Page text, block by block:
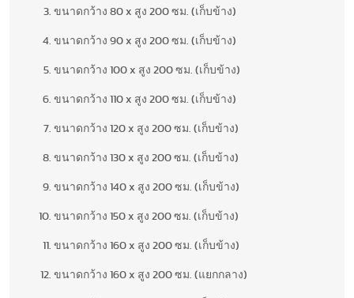
ขนาดกว้าง 80 x สูง 200 ซม. (เก็บข้าง)
ขนาดกว้าง 90 x สูง 200 ซม. (เก็บข้าง)
ขนาดกว้าง 100 x สูง 200 ซม. (เก็บข้าง)
ขนาดกว้าง 110 x สูง 200 ซม. (เก็บข้าง)
ขนาดกว้าง 120 x สูง 200 ซม. (เก็บข้าง)
ขนาดกว้าง 130 x สูง 200 ซม. (เก็บข้าง)
ขนาดกว้าง 140 x สูง 200 ซม. (เก็บข้าง)
ขนาดกว้าง 150 x สูง 200 ซม. (เก็บข้าง)
ขนาดกว้าง 160 x สูง 200 ซม. (เก็บข้าง)
ขนาดกว้าง 160 x สูง 200 ซม. (แยกกลาง)